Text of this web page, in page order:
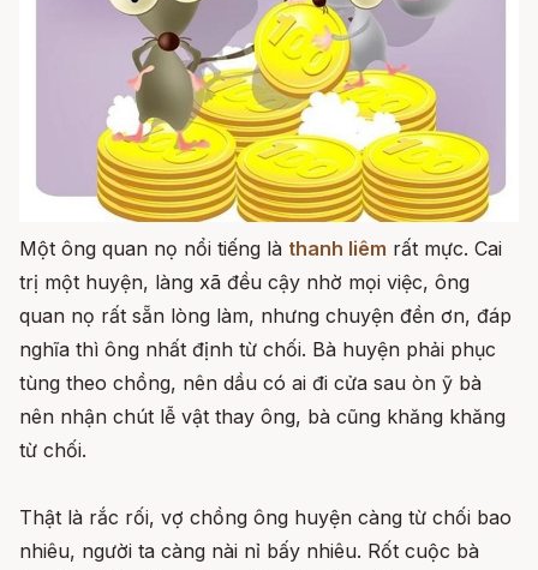
Một ông quan nọ nổi tiếng là thanh liêm rất mực. Cai
trị một huyện, làng xã đều cậy nhờ mọi việc, ông
quan nọ rất sẵn lòng làm, nhưng chuyện đền ơn, đáp
nghĩa thì ông nhất định từ chối. Bà huyện phải phục
tùng theo chồng, nên dầu có ai đi cửa sau òn ỹ bà
nên nhận chút lễ vật thay ông, bà cũng khăng khăng
từ chối.
Thật là rắc rối, vợ chồng ông huyện càng từ chối bao
nhiêu, người ta càng nài nỉ bấy nhiêu. Rốt cuộc bà